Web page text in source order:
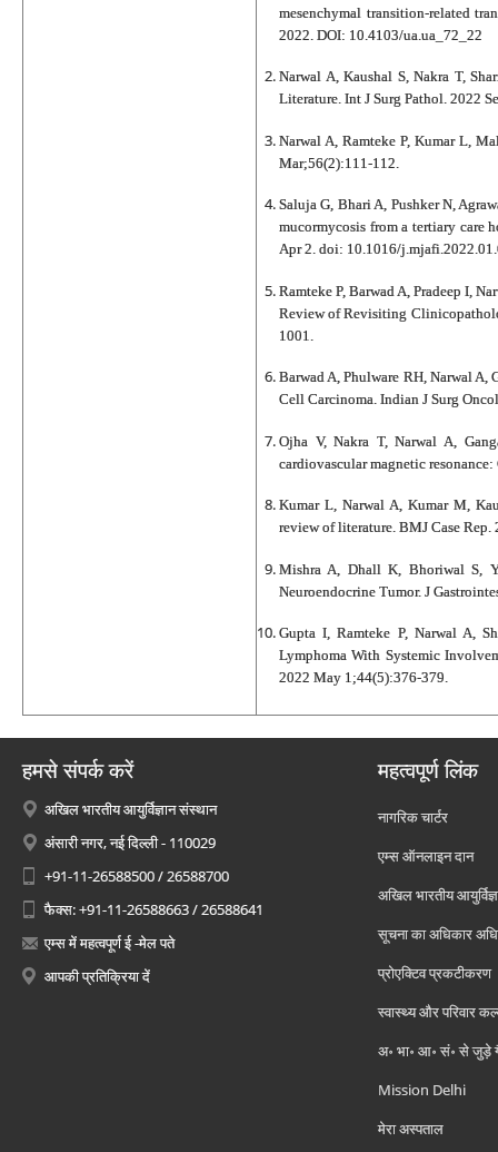
mesenchymal transition-related
2022. DOI: 10.4103/ua.ua_72_22
Narwal A, Kaushal S, Nakra T,
Literature. Int J Surg Pathol. 2022
Narwal A, Ramteke P, Kumar L,
Mar;56(2):111-112.
Saluja G, Bhari A, Pushker N,
mucormycosis from a tertiary care
Apr 2. doi: 10.1016/
Ramteke P, Barwad A, Pradeep I,
Review of Revisiting
1001.
Barwad A, Phulware RH, Narwal
Cell Carcinoma. Indian J Surg
Ojha V, Nakra T, Narwal A,
cardiovascular magnetic
Kumar L, Narwal A, Kumar M,
review of literature. BMJ Case
Mishra A, Dhall K, Bhoriwal S,
Neuroendocrine Tumor. J
Gupta I, Ramteke P, Narwal A,
Lymphoma With Systemic
2022 May 1;44(5):376-379.
हमसे संपर्क करें
अखिल भारतीय आयुर्विज्ञान संस्थान
अंसारी नगर, नई दिल्ली - 110029
+91-11-26588500 / 26588700
फैक्स: +91-11-26588663 / 26588641
एम्स में महत्वपूर्ण ई -मेल पते
आपकी प्रतिक्रिया दें
महत्वपूर्ण लिंक
नागरिक चार्टर
एम्स ऑनलाइन दान
अखिल भारतीय
सूचना का अधिकार
प्रोएक्टिव प्रकटीकरण
स्वास्थ्य और परिवार
अ॰ भा॰ आ॰ सं॰ से जुड़े
Mission Delhi
मेरा अस्पताल